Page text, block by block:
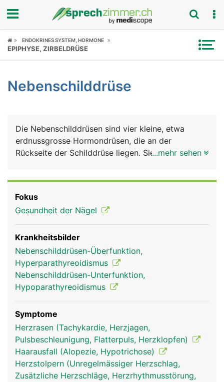
Fokus
Symptome
News
Rubriken
ENDOKRINES SYSTEM, HORMONE
EPIPHYSE, ZIRBELDRÜSE
Nebenschilddrüse
Die Nebenschilddrüsen sind vier kleine, etwa
erdnussgrosse Hormondrüsen, die an der
Rückseite der Schilddrüse liegen. Sie produzieren
Zahnaufbau, für die Nerven- und Muskelfunktion
und für die Blutgerinnung. Ausserdem ermöglicht
das Parathormon gemeinsam mit dem Vitamin D
die Kalziumaufnahme aus der Nahrung. Das
Vitamin D wird grösstenteils unter Lichteinfluss in
der Haut gebildet. Wird zu wenig Kalzium über die
Ernährung zugeführt, bewirkt das Parathormon die
Abgabe von Kalzium aus den Knochen ins Blut.
...mehr sehen
Fokus
Gesundheit der Nägel
Krankheitsbilder
Nebenschilddrüsen-Überfunktion,
Hyperparathyreoidismus
Nebenschilddrüsen-Unterfunktion,
Hypoparathyreoidismus
Symptome
Herzrasen (Tachykardie, Herzjagen,
Pulsbeschleunigung, Flatterpuls, Herzklopfen)
Haarausfall (Alopezie, Hypotrichose)
Herzstolpern (Unregelmässiger Herzschlag,
Zusätzliche Herzschläge, Herzrhythmusstörung,